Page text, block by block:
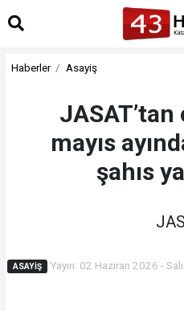
Haberler Asayiş
mayıs
şahıs
ASAYIŞ Yayın: 02 Haziran 2026 -